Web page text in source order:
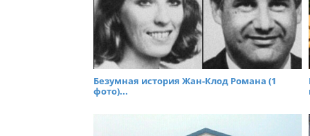
Безумная история Жан-Клод Романа (1
фото)...